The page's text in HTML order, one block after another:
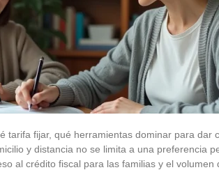
tarifa fijar, qué herramientas dominar para dar
y distancia no se limita a una preferencia
al crédito fiscal para las familias y el volumen